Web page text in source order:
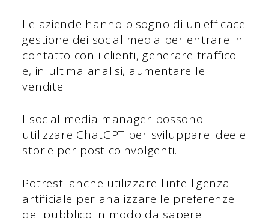
Le aziende hanno bisogno di un'efficace
gestione dei social media per entrare in
contatto con i clienti, generare traffico
e, in ultima analisi, aumentare le
vendite.
I social media manager possono
utilizzare ChatGPT per sviluppare idee e
storie per post coinvolgenti.
Potresti anche utilizzare l'intelligenza
artificiale per analizzare le preferenze
del pubblico in modo da sapere